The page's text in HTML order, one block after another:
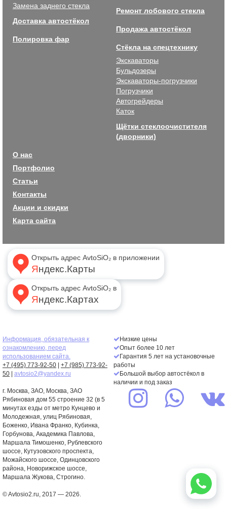
Замена заднего стекла
Доставка автостёкол
Полировка фар
Ремонт лобового стекла
Продажа автостёкол
Стёкла на спецтехнику
Экскаваторы
Бульдозеры
Экскаваторы-погрузчики
Погрузчики
Автогрейдеры
Каток
Щётки стеклоочистителя
(дворники)
О нас
Портфолио
Статьи
Контакты
Акции и скидки
Карта сайта
Открыть адрес AvtoSiO₂ в приложении
Яндекс.Карты
Открыть адрес AvtoSiO₂ в
Яндекс.Картах
Информация, обязательная к
ознакомлению, перед
использованием сайта.
+7 (495) 773-92-50
+7 (985) 773-92-
50
avtosio2@yandex.ru
г. Москва, ЗАО, Москва, ЗАО
Рябиновая дом 55 строение 32 (в 5
минутах езды от метро Кунцево и
Молодежная, улиц Рябиновая,
Боженко, Ивана Франко, Кубинка,
Горбунова, Академика Павлова,
Маршала Тимошенко, Рублевского
шоссе, Кутузовского проспекта,
Можайского шоссе, Одинцовского
района, Новорижское шоссе,
Маршала Жукова, Строгино.
Низкие цены
Опыт более 10 лет
Гарантия 5 лет на установочные
работы
Большой выбор автостёкол в
наличии и под заказ
© Avtosio2.ru, 2017 — 2026.